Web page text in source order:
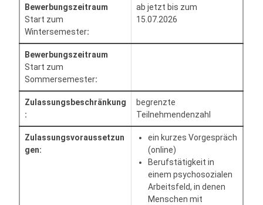
Bewerbungszeitraum
Start zum
Wintersemester:
ab jetzt bis zum
15.07.2026
Bewerbungszeitraum
Start zum
Sommersemester:
Zulassungsbeschränkung
:
begrenzte
Teilnehmendenzahl
Zulassungsvoraussetzun
gen:
ein kurzes Vorgespräch
(online)
Berufstätigkeit in
einem psychosozialen
Arbeitsfeld, in denen
Menschen mit